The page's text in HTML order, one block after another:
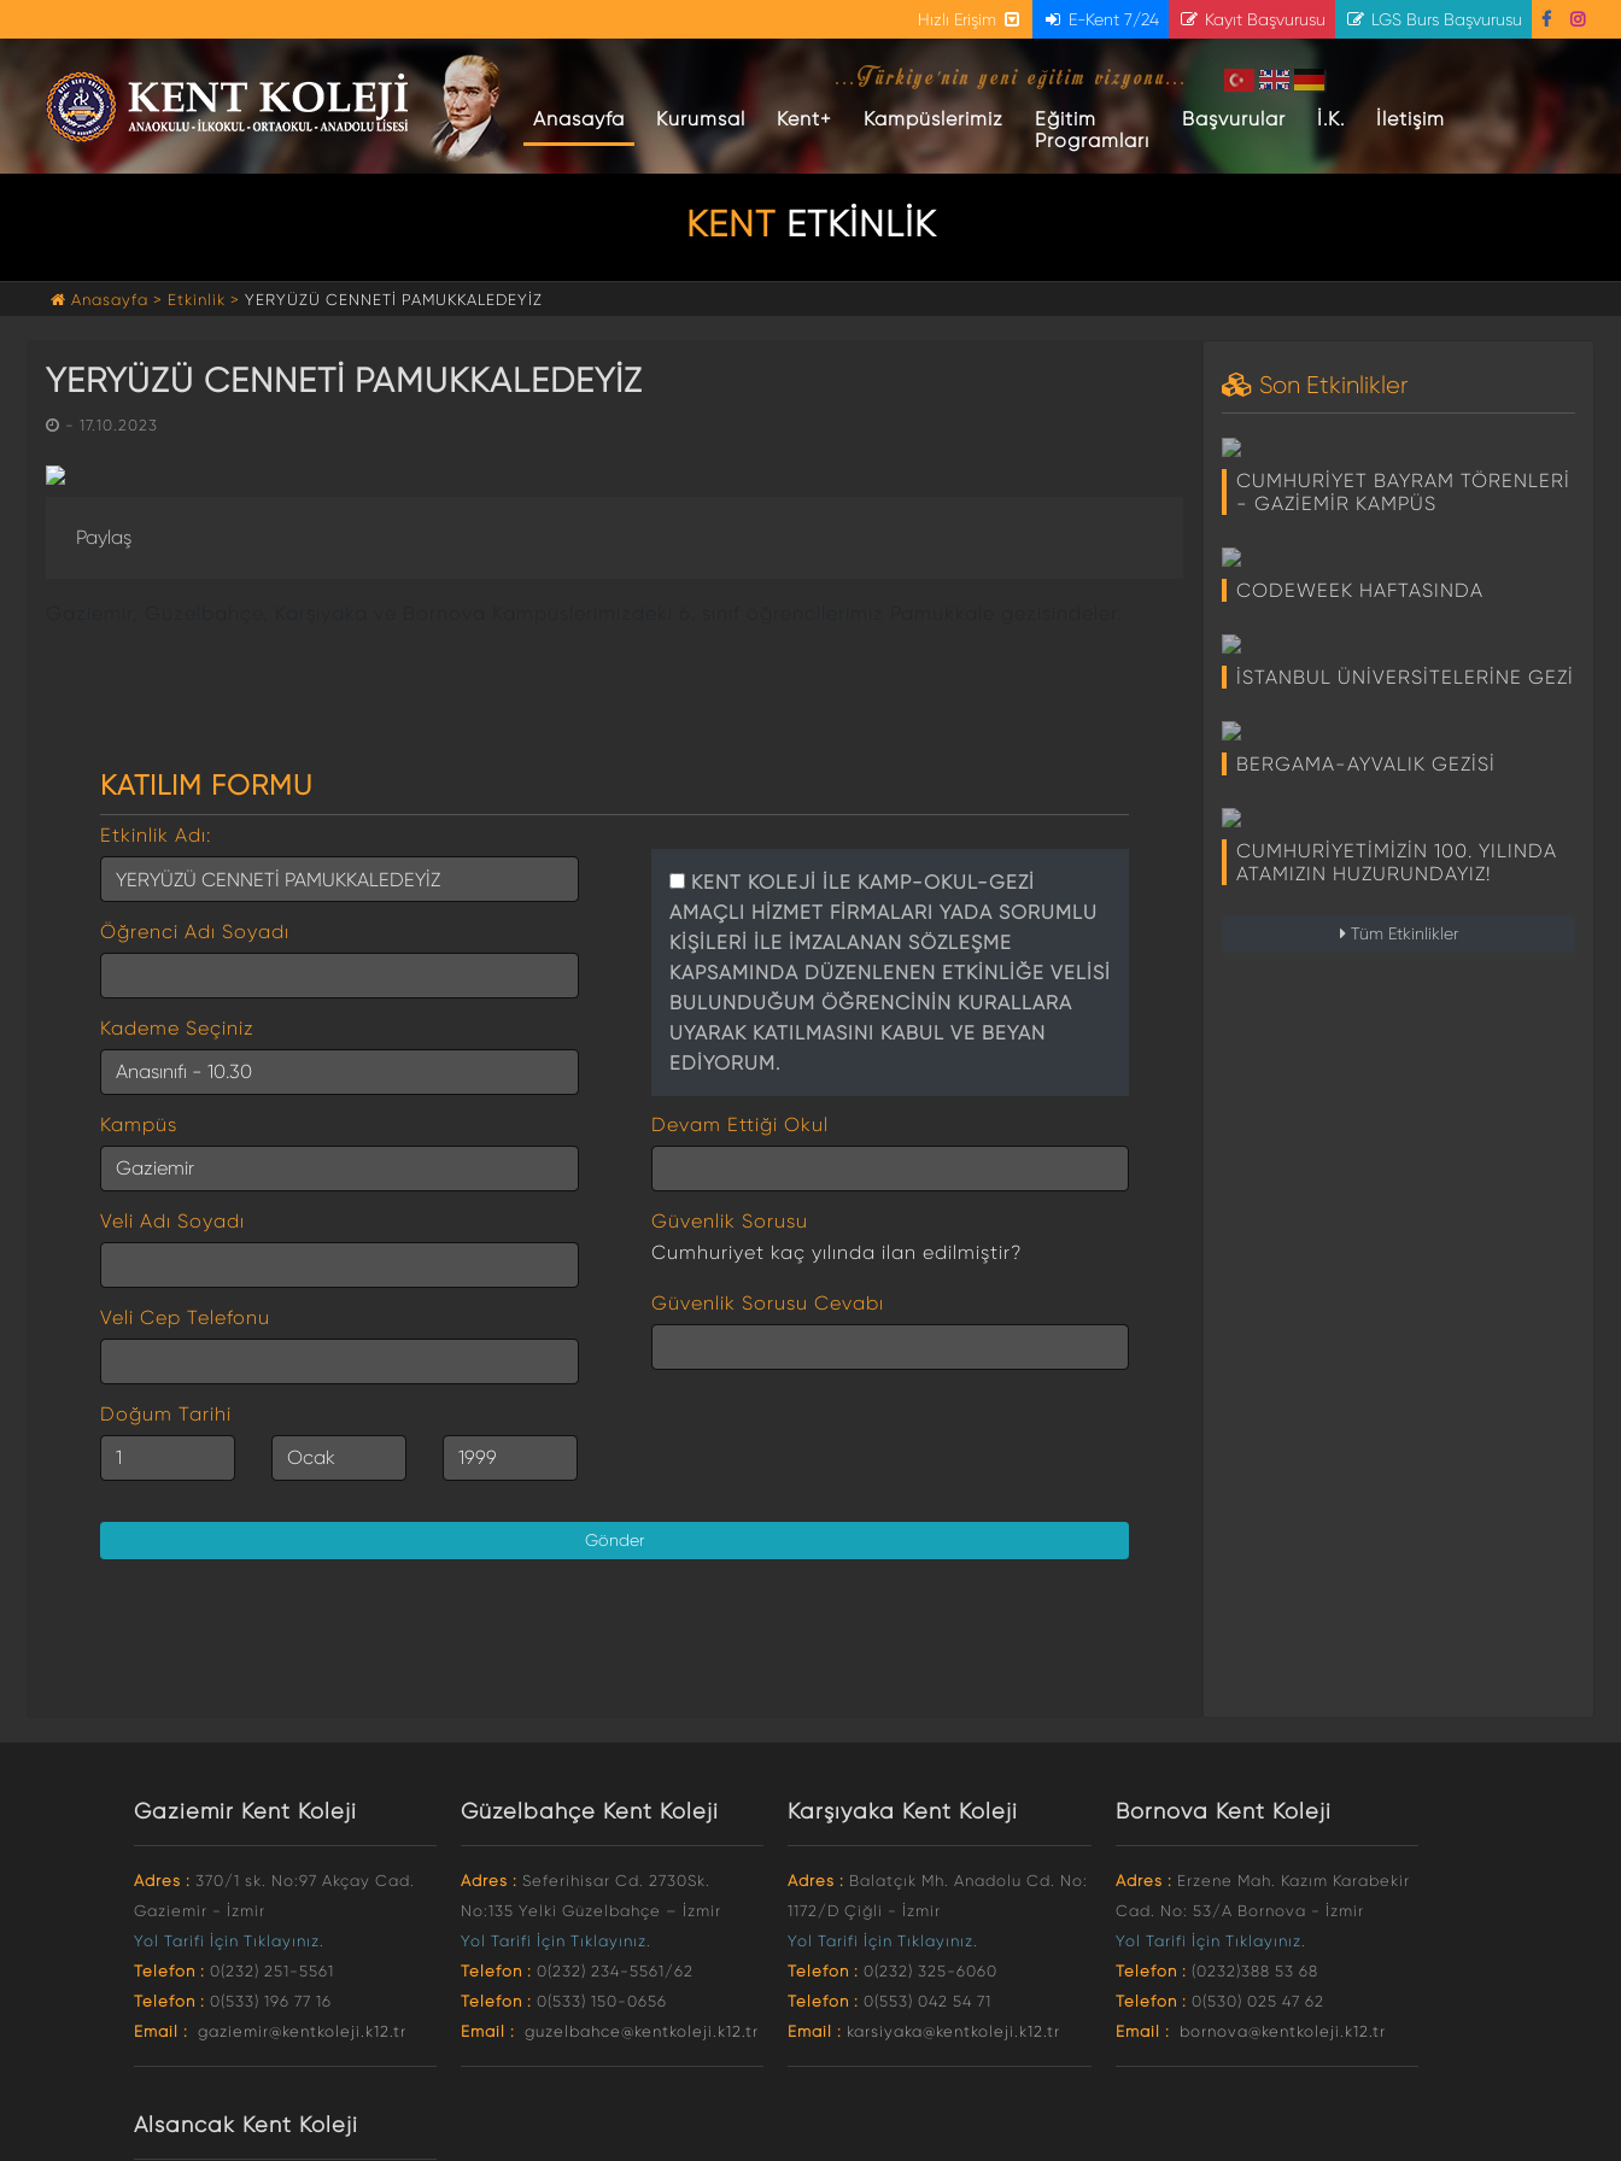
Hızlı Erişim E-Kent 7/24 Kayıt Başvurusu LGS Burs Başvurusu
...Türkiye'nin yeni eğitim vizyonu...
Anasayfa (current)
Kurumsal Kent+ Kampüslerimiz
Eğitim
Programları
Başvurular İ.K. İletişim
KENTETKİNLİK
Anasayfa > Etkinlik > YERYÜZÜ CENNETİ PAMUKKALEDEYİZ
YERYÜZÜ CENNETİ PAMUKKALEDEYİZ
- 17.10.2023
Paylaş
KATILIM FORMU
Etkinlik Adı:
Öğrenci Adı Soyadı
Kademe Seçiniz
Kampüs
Veli Adı Soyadı
Veli Cep Telefonu
Doğum Tarihi
KENT KOLEJİ İLE KAMP-OKUL-GEZİ
AMAÇLI HİZMET FİRMALARI YADA SORUMLU
KİŞİLERİ İLE İMZALANAN SÖZLEŞME
KAPSAMINDA DÜZENLENEN ETKİNLİĞE VELİSİ
BULUNDUĞUM ÖĞRENCİNİN KURALLARA
UYARAK KATILMASINI KABUL VE BEYAN
EDİYORUM.
Devam Ettiği Okul
Güvenlik Sorusu
Cumhuriyet kaç yılında ilan edilmiştir?
Güvenlik Sorusu Cevabı
Gönder
Son Etkinlikler
CUMHURİYET BAYRAM TÖRENLERİ
- GAZİEMİR KAMPÜS
CODEWEEK HAFTASINDA
İSTANBUL ÜNİVERSİTELERİNE GEZİ
BERGAMA-AYVALIK GEZİSİ
CUMHURİYETİMİZİN 100. YILINDA
ATAMIZIN HUZURUNDAYIZ!
Tüm Etkinlikler
Gaziemir Kent Koleji
Adres : 370/1 sk. No:97 Akçay Cad.
Gaziemir - İzmir
Yol Tarifi İçin Tıklayınız.
Telefon : 0(232) 251-5561
Telefon : 0(533) 196 77 16
Email : gaziemir@kentkoleji.k12.tr
Güzelbahçe Kent Koleji
Adres : Seferihisar Cd. 2730Sk.
No:135 Yelki Güzelbahçe – İzmir
Yol Tarifi İçin Tıklayınız.
Telefon : 0(232) 234-5561/62
Telefon : 0(533) 150-0656
Email :
guzelbahce@kentkoleji.k12.tr
Karşıyaka Kent Koleji
Adres : Balatçık Mh. Anadolu Cd. No:
1172/D Çiğli - İzmir
Yol Tarifi İçin Tıklayınız.
Telefon : 0(232) 325-6060
Telefon : 0(553) 042 54 71
Email : karsiyaka@kentkoleji.k12.tr
Bornova Kent Koleji
Adres : Erzene Mah. Kazım Karabekir
Cad. No: 53/A Bornova - İzmir
Yol Tarifi İçin Tıklayınız.
Telefon : (0232)388 53 68
Telefon : 0(530) 025 47 62
Email :
bornova@kentkoleji.k12.tr
Alsancak Kent Koleji